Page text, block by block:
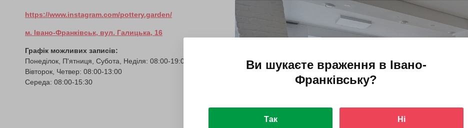
https://www.instagram.com/pottery.garden/
м. Івано-Франківськ, вул. Галицька, 16
Графік можливих записів:
Понеділок, П'ятниця, Субота, Неділя: 08:00-19:00
Вівторок, Четвер: 08:00-13:00
Середа: 08:00-15:30
Ви шукаєте враження в Івано-
Франківську?
Так Ні